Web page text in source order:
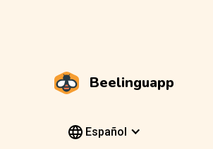
Beelinguapp
Español